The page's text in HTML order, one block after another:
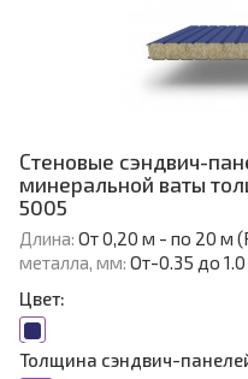
Стеновые сэндвич-
минеральной ваты
5005
Длина: От 0,20 м - по 20 м
металла, мм: От-0.35 до 1.0
Цвет:
Толщина сэндвич-